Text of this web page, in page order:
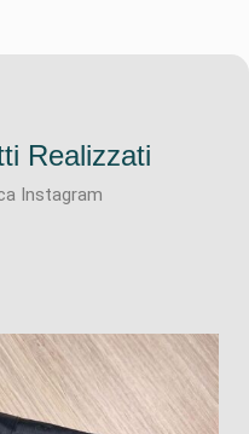
Realizzati
Instagram